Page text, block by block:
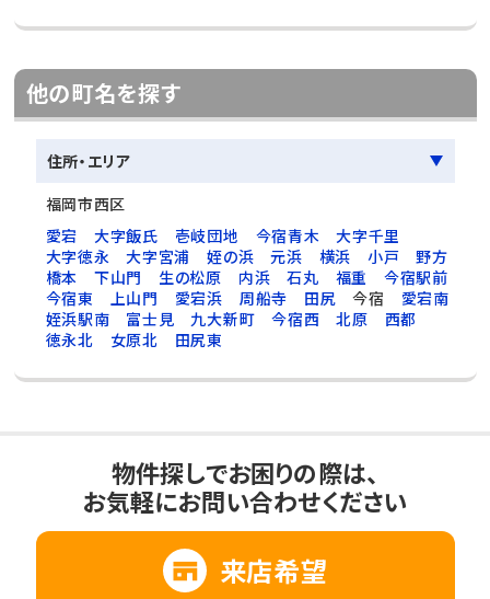
他の町名を探す
住所・エリア
福岡市西区
愛宕
大字飯氏 壱岐団地 今宿青木
大字千里
大字徳永
大字宮浦 姪の浜 元浜 横浜 小戸
野方
橋本
下山門 生の松原 内浜 石丸 福重
今宿駅前
今宿東
上山門 愛宕浜 周船寺 田尻 今宿
愛宕南
姪浜駅南
富士見 九大新町 今宿西 北原
西都
徳永北
女原北 田尻東
物件探しでお困りの際は、
お気軽にお問い合わせください
来店希望